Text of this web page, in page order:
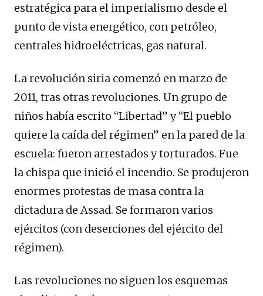
estratégica para el imperialismo desde el
punto de vista energético, con petróleo,
centrales hidroeléctricas, gas natural.
La revolución siria comenzó en marzo de
2011, tras otras revoluciones. Un grupo de
niños había escrito “Libertad” y “El pueblo
quiere la caída del régimen” en la pared de la
escuela: fueron arrestados y torturados. Fue
la chispa que inició el incendio. Se produjeron
enormes protestas de masa contra la
dictadura de Assad. Se formaron varios
ejércitos (con deserciones del ejército del
régimen).
Las revoluciones no siguen los esquemas